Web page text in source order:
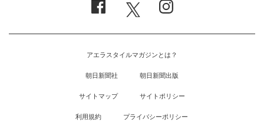
アエラスタイルマガジンとは？
朝日新聞社 朝日新聞出版
サイトマップ サイトポリシー
利用規約 プライバシーポリシー